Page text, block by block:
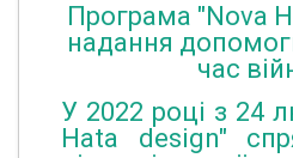
Програма "Nova
надання
час
У 2022 році з 24
Hata design"